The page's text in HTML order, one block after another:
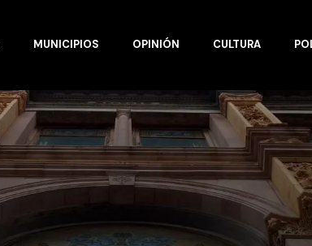
MUNICIPIOS OPINIÓN CULTURA